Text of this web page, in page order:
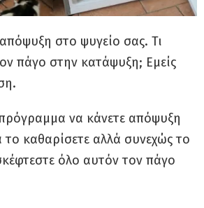
στο ψυγείο σας. Τι
πάγο στην κατάψυξη; Εμείς
πρόγραμμα να κάνετε απόψυξη
το καθαρίσετε αλλά συνεχώς το
όλο αυτόν τον πάγο